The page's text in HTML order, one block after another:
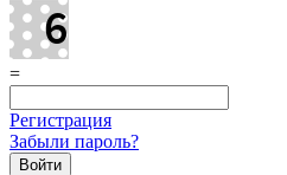
=
Регистрация
Забыли пароль?